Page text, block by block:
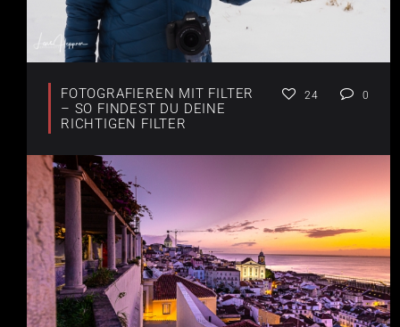
FOTOGRAFIEREN MIT FILTER
– SO FINDEST DU DEINE
RICHTIGEN FILTER
24 0